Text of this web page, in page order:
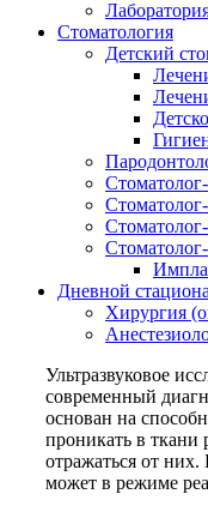
Стоматология
Детский
Дневной
Хирургия
Ультразвуковое
современный
основан на
проникать в ткани
отражаться от них.
может в режиме